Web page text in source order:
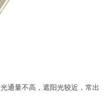
量不高，遮阳光较近，常出